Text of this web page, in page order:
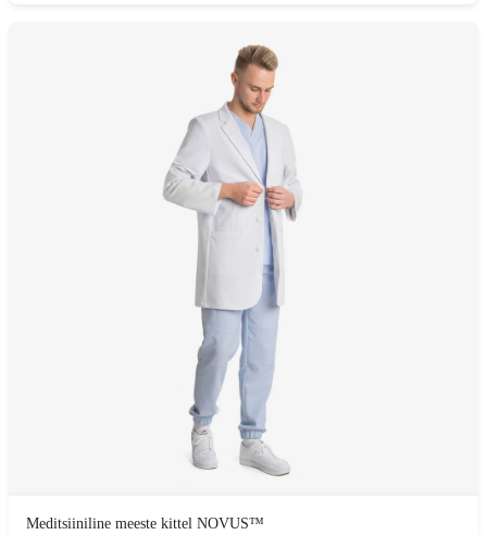
Meditsiiniline meeste kittel NOVUS™